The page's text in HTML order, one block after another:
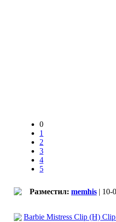
0
1
2
3
4
5
Разместил: memhis | 10-
Barbie Mistress Clip (H)